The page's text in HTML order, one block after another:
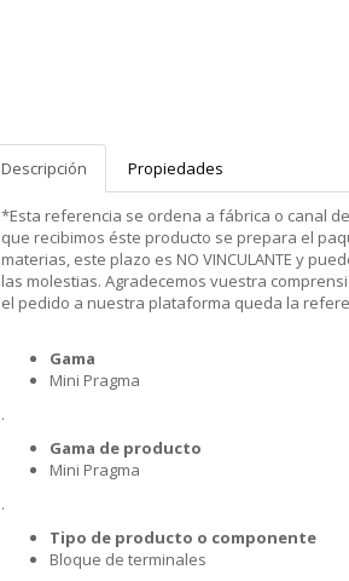
Descripción Propiedades
*Esta referencia se ordena a fábrica o canal
que recibimos éste producto se prepara el
materias, este plazo es NO VINCULANTE y
las molestias. Agradecemos vuestra
el pedido a nuestra plataforma queda la
Gama
Mini Pragma
.
Gama de producto
Mini Pragma
.
Tipo de producto o componente
Bloque de terminales